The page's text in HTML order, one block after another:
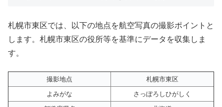
札幌市東区では、以下の地点を航空写真の撮影ポイントと
します。札幌市東区の役所等を基準にデータを収集しま
す。
撮影地点
札幌市東区
よみがな
さっぽろしひがしく